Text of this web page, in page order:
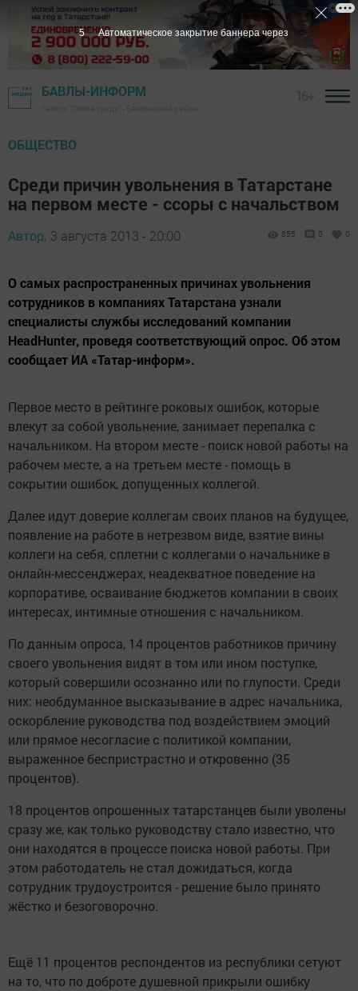
БАВЛЫ-ИНФОРМ
ОБЩЕСТВО
Среди причин увольнения в Татарстане
на первом месте - ссоры с начальством
Автор, 3 августа 2013 - 20:00 855 0 0
О самых распространенных причинах увольнения
сотрудников в компаниях Татарстана узнали
специалисты службы исследований компании
HeadHunter, проведя соответствующий опрос. Об этом
сообщает ИА «Татар-информ».
Первое место в рейтинге роковых ошибок, которые
влекут за собой увольнение, занимает перепалка с
начальником. На втором месте - поиск новой работы на
рабочем месте, а на третьем месте - помощь в
сокрытии ошибок, допущенных коллегой.
Далее идут доверие коллегам своих планов на будущее,
появление на работе в нетрезвом виде, взятие вины
коллеги на себя, сплетни с коллегами о начальнике в
онлайн-мессенджерах, неадекватное поведение на
корпоративе, осваивание бюджетов компании в своих
интересах, интимные отношения с начальником.
По данным опроса, 14 процентов работников причину
своего увольнения видят в том или ином поступке,
который совершили осознанно или по глупости. Среди
них: необдуманное высказывание в адрес начальника,
оскорбление руководства под воздействием эмоций
или прямое несогласие с политикой компании,
выраженное беспристрастно и откровенно (35
процентов).
18 процентов опрошенных татарстанцев были уволены
сразу же, как только руководству стало известно, что
они находятся в процессе поиска новой работы. При
этом работодатель не стал дожидаться, когда
сотрудник трудоустроится - решение было принято
жёстко и безоговорочно.
Ещё 11 процентов респондентов из республики сетуют
на то, что по доброте душевной прикрыли ошибку
4 Автоматическое закрытие баннера через